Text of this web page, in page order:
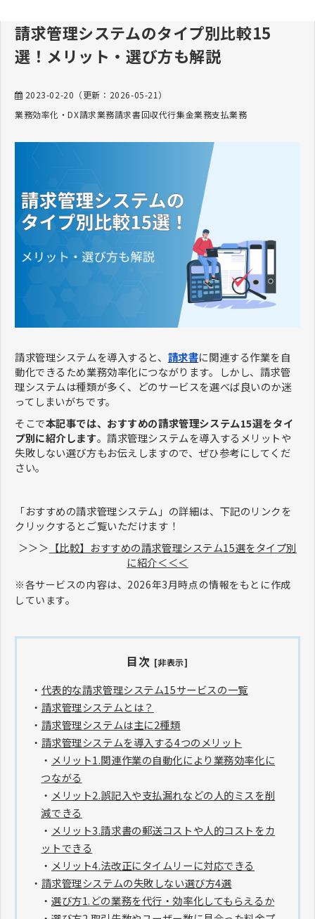
請求管理システムのタイプ別比較15
選！メリット・選び方も解説
2023-02-20 （更新： 2026-05-21 ）
業務効率化・DX請求業務請求書回収代行集金業務支払業務
​​​​​​​​​​​​​​請求管理システムを導入すると、 請求書に関連する作業を自
動化できるため業務効率化につながります。しかし、請求管
理システムは種類が多く、どのサービスを選べば良いのか迷
ってしまいがちです。
そこで本記事では、おすすめの請求管理システム15選をタイ
プ別に紹介します。請求管理システムを導入するメリットや
失敗しない選び方もお伝えしますので、ぜひ参考にしてくだ
さい。
「おすすめの請求管理システム」の詳細は、下記のリンクを
クリックするとご覧いただけます！
＞＞＞ 【比較】おすすめの請求管理システム15選をタイプ別
に紹介＜＜＜
※各サービスの内容は、2026年3月時点の情報をもとに作成
しています。
目次 [非表示]
・ 代表的な請求管理システム15サービスの一覧
・ 請求管理システムとは？
・ 請求管理システムは主に2種類
・ 請求管理システムを導入する4つのメリット
・ メリット1.関連作業の自動化により業務効率化に
つながる
・ メリット2.誤記入や支払漏れなどの人的ミスを削
減できる
・ メリット3.請求書の郵送コストや人的コストをカ
ットできる
・ メリット4.法改正にタイムリーに対応できる
・ 請求管理システムの失敗しない選び方4選
・ 選び方1.どの業務を代行・効率化してもらえるか